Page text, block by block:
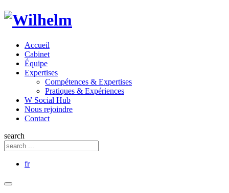
Accueil
Cabinet
Équipe
Expertises
Compétences & Expertises
Pratiques & Expériences
W Social Hub
Nous rejoindre
Contact
search
fr